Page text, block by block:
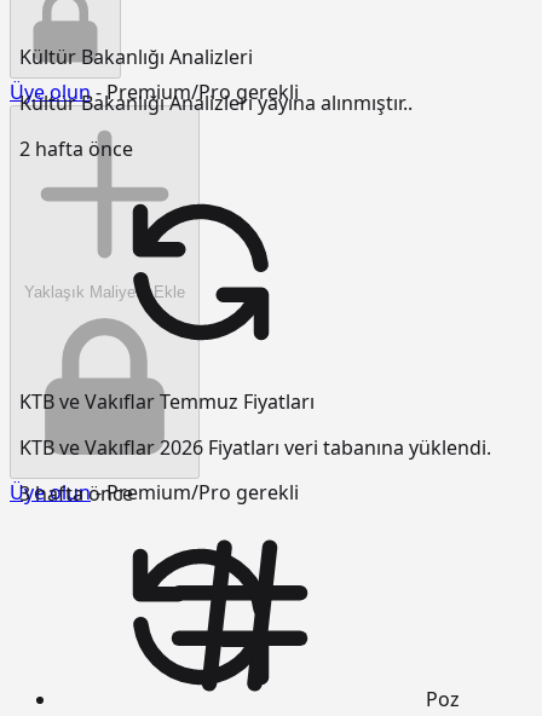
Kültür Bakanlığı Analizleri
Kültür Bakanlığı Analizleri yayına alınmıştır..
2 hafta önce
KTB ve Vakıflar Temmuz Fiyatları
KTB ve Vakıflar 2026 Fiyatları veri tabanına yüklendi.
3 hafta önce
Üye olun- Premium/Pro gerekli
Yaklaşık Maliyete Ekle
Üye olun- Premium/Pro gerekli
Poz